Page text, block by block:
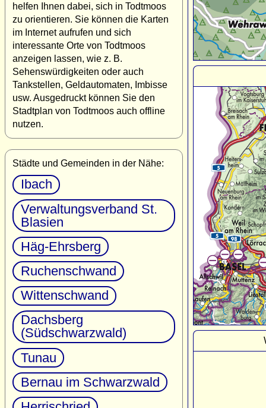
helfen Ihnen dabei, sich in Todtmoos
zu orientieren. Sie können die Karten
im Internet aufrufen und sich
interessante Orte von Todtmoos
anzeigen lassen, wie z. B.
Sehenswürdigkeiten oder auch
Tankstellen, Geldautomaten, Imbisse
usw. Ausgedruckt können Sie den
Stadtplan von Todtmoos auch offline
nutzen.
Städte und Gemeinden in der Nähe:
Ibach
Verwaltungsverband St.
Blasien
Häg-Ehrsberg
Ruchenschwand
Wittenschwand
Dachsberg
(Südschwarzwald)
Tunau
Bernau im Schwarzwald